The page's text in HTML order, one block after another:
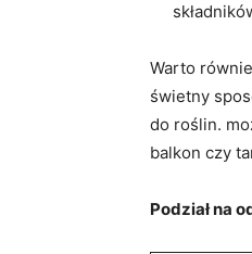
Warto
świetny
do roślin.
balkon czy
Podział na